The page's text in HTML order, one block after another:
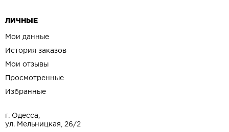
ЛИЧНЫЕ
Мои данные
История заказов
Мои отзывы
Просмотренные
Избранные
г. Одесса,
ул. Мельницкая, 26/2